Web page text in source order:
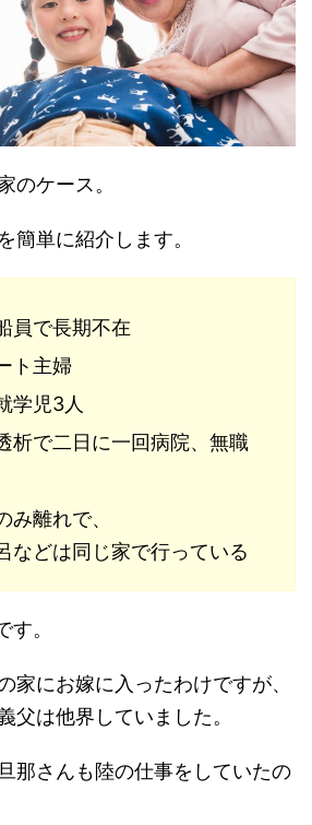
のケース。
簡単に紹介します。
員で長期不在
ト主婦
学児3人
析で二日に一回病院、無職
み離れで、
などは同じ家で行っている
。
家にお嫁に入ったわけですが、
父は他界していました。
那さんも陸の仕事をしていたの